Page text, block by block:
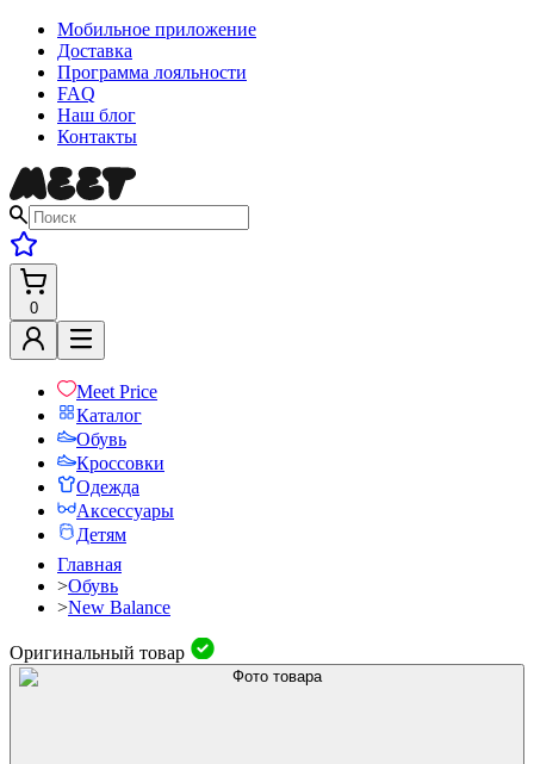
Мобильное приложение
Доставка
Программа лояльности
FAQ
Наш блог
Контакты
0
Meet Price
Каталог
Обувь
Кроссовки
Одежда
Аксессуары
Детям
Главная
>Обувь
>New Balance
Оригинальный товар